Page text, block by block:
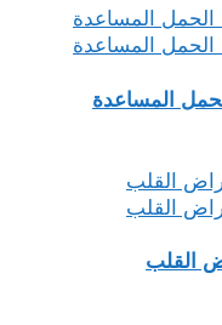
الحمل المساعدة
القلب